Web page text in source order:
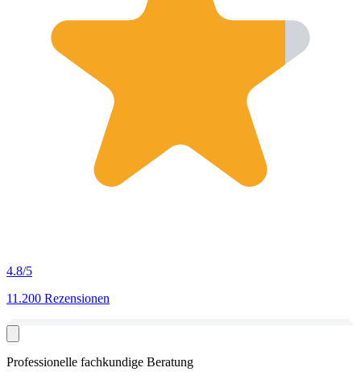
4.8/5
11.200 Rezensionen
Professionelle fachkundige Beratung